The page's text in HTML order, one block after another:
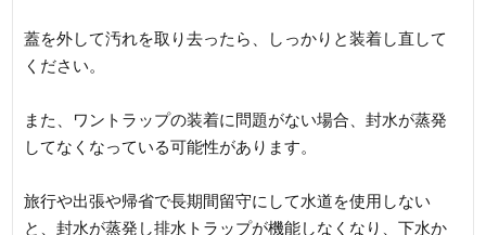
蓋を外して汚れを取り去ったら、しっかりと装着し直して
ください。
また、ワントラップの装着に問題がない場合、封水が蒸発
してなくなっている可能性があります。
旅行や出張や帰省で長期間留守にして水道を使用しない
と、封水が蒸発し排水トラップが機能しなくなり、下水か